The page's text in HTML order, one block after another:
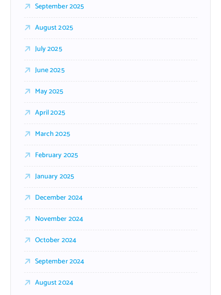
September 2025
August 2025
July 2025
June 2025
May 2025
April 2025
March 2025
February 2025
January 2025
December 2024
November 2024
October 2024
September 2024
August 2024